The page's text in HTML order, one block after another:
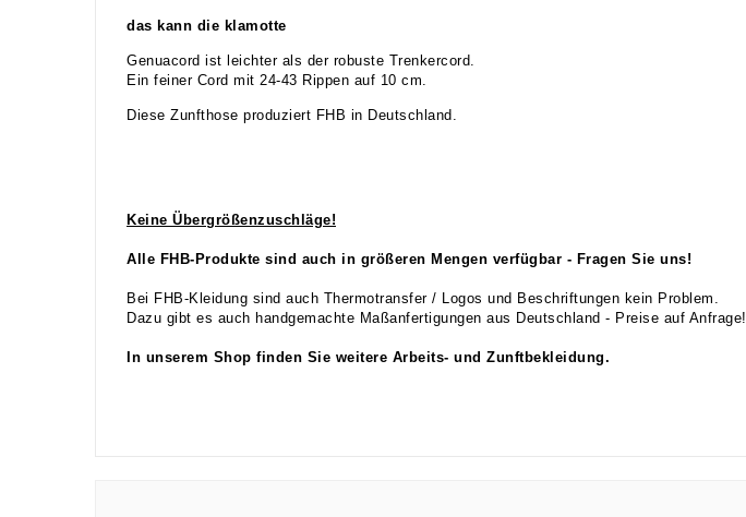
das kann die klamotte
Genuacord ist leichter als der robuste Trenkercord.
Ein feiner Cord mit 24-43 Rippen auf 10 cm.
Diese Zunfthose produziert FHB in Deutschland.
Keine Übergrößenzuschläge!
Alle FHB-Produkte sind auch in größeren Mengen verfügbar - Fragen Sie uns!
Bei FHB-Kleidung sind auch Thermotransfer / Logos und Beschriftungen kein Problem.
Dazu gibt es auch handgemachte Maßanfertigungen aus Deutschland - Preise auf Anfrage!
In unserem Shop finden Sie weitere Arbeits- und Zunftbekleidung.